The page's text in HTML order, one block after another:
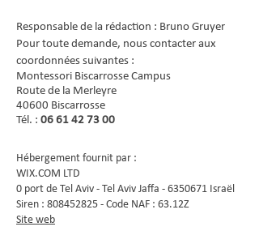
Responsable de la rédaction : Bruno Gruyer
Pour toute demande, nous contacter aux
coordonnées suivantes :
Montessori Biscarrosse Campus
Route de la Merleyre
40600 Biscarrosse
Tél. : 06 61 42 73 00
Hébergement fournit par :
WIX.COM LTD
0 port de Tel Aviv - Tel Aviv Jaffa - 6350671 Israël
Siren : 808452825 - Code NAF : 63.12Z
Site web